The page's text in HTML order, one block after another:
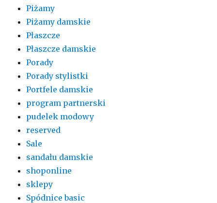
Piżamy
Piżamy damskie
Płaszcze
Płaszcze damskie
Porady
Porady stylistki
Portfele damskie
program partnerski
pudelek modowy
reserved
Sale
sandału damskie
shoponline
sklepy
Spódnice basic